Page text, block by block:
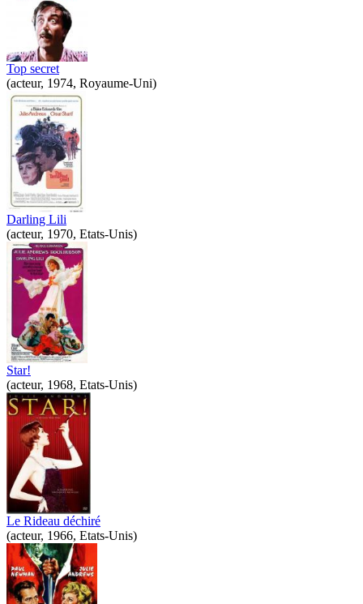
Top secret
(acteur, 1974, Royaume-Uni)
Darling Lili
(acteur, 1970, Etats-Unis)
Star!
(acteur, 1968, Etats-Unis)
Le Rideau déchiré
(acteur, 1966, Etats-Unis)